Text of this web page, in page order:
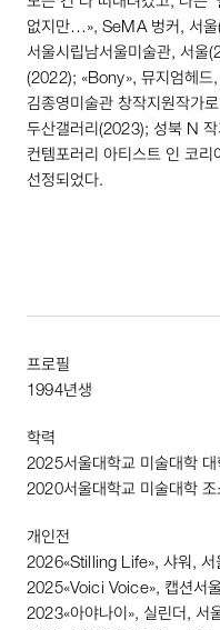
없지만…», SeMA벙커, 서울(
서울시립남서울미술관, 서울(
(2022); «Bony», 뮤지엄헤드
김종영미술관 창작지원작가
두산갤러리(2023); 성북 N
컨템포러리 아티스트 인 코리
선정되었다.
프로필
1994년생
학력
2025서울대학교 미술대학
2020서울대학교 미술대학
개인전
2026«Stilling Life», 샤워, 서
2025«Voici Voice», 캡션서
2023«아야나이», 실린더, 서